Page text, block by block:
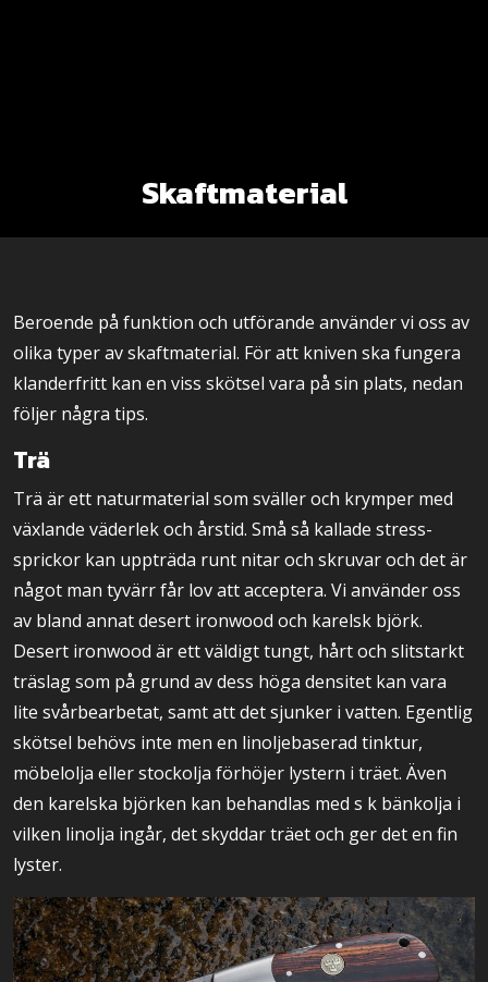
Skaftmaterial
Beroende på funktion och utförande använder vi oss av
olika typer av skaftmaterial. För att kniven ska fungera
klanderfritt kan en viss skötsel vara på sin plats, nedan
följer några tips.
Trä
Trä är ett naturmaterial som sväller och krymper med
växlande väderlek och årstid. Små så kallade stress-
sprickor kan uppträda runt nitar och skruvar och det är
något man tyvärr får lov att acceptera. Vi använder oss
av bland annat desert ironwood och karelsk björk.
Desert ironwood är ett väldigt tungt, hårt och slitstarkt
träslag som på grund av dess höga densitet kan vara
lite svårbearbetat, samt att det sjunker i vatten. Egentlig
skötsel behövs inte men en linoljebaserad tinktur,
möbelolja eller stockolja förhöjer lystern i träet. Även
den karelska björken kan behandlas med s k bänkolja i
vilken linolja ingår, det skyddar träet och ger det en fin
lyster.